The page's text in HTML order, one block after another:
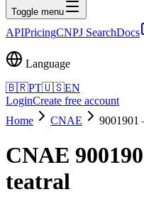
Toggle menu
APIPricingCNPJ SearchDocs
Language
🇧🇷PT🇺🇸EN
LoginCreate free account
Home
CNAE 9001901
CNAE
teatral